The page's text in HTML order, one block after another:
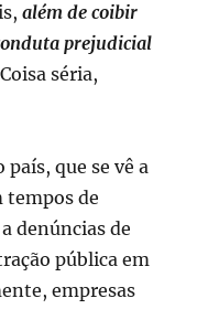
além de coibir
prejudicial
Coisa séria,
país, que se vê a
tempos de
denúncias de
pública em
empresas